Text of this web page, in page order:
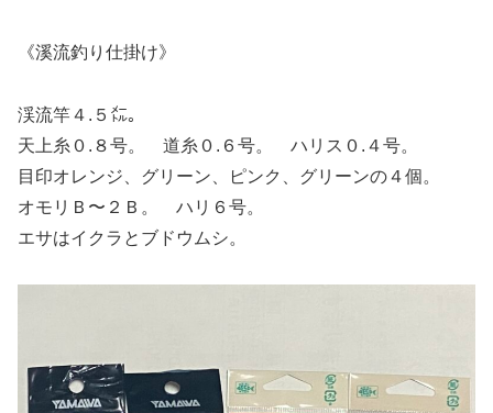
《溪流釣り仕掛け》
渓流竿４.５㍍。
天上糸０.８号。 道糸０.６号。 ハリス０.４号。
目印オレンジ、グリーン、ピンク、グリーンの４個。
オモリＢ〜２Ｂ。 ハリ６号。
エサはイクラとブドウムシ。